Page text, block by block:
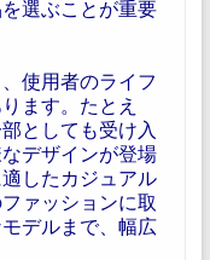
選ぶことが重要
使用者のライフ
ます。たとえ
としても受け入
デザインが登場
したカジュアル
ァッションに取
デルまで、幅広